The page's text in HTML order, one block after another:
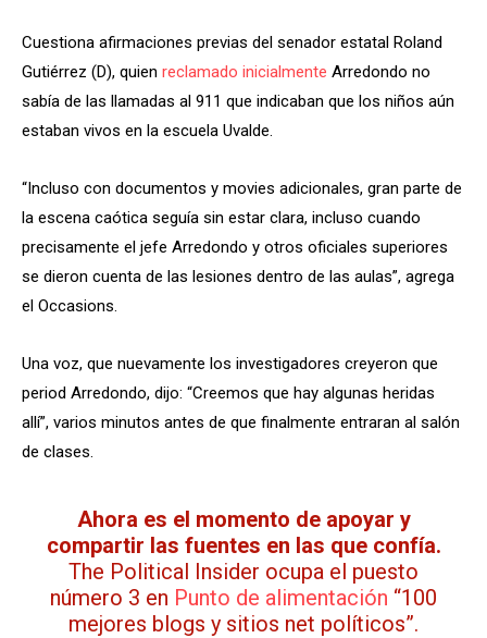
Cuestiona afirmaciones previas del senador estatal Roland
Gutiérrez (D), quien reclamado inicialmente Arredondo no
sabía de las llamadas al 911 que indicaban que los niños aún
estaban vivos en la escuela Uvalde.
“Incluso con documentos y movies adicionales, gran parte de
la escena caótica seguía sin estar clara, incluso cuando
precisamente el jefe Arredondo y otros oficiales superiores
se dieron cuenta de las lesiones dentro de las aulas”, agrega
el Occasions.
Una voz, que nuevamente los investigadores creyeron que
period Arredondo, dijo: “Creemos que hay algunas heridas
allí”, varios minutos antes de que finalmente entraran al salón
de clases.
Ahora es el momento de apoyar y
compartir las fuentes en las que confía.
The Political Insider ocupa el puesto
número 3 en Punto de alimentación “100
mejores blogs y sitios net políticos”.